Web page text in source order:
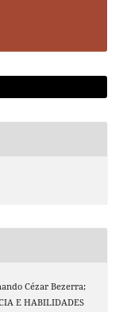
Cézar Bezerra;
E HABILIDADES